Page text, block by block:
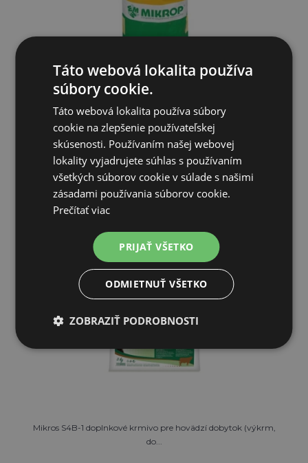
Mikrop S4B-1 doplnkové krmivo pre dobytok (výkrm, dojnice)
32,33€
SKLADOM
PRIDAŤ DO KOŠÍKA
Mikros S4B-1 doplnkové krmivo pre hovädzí dobytok (výkrm,
do...
Táto webová lokalita používa
súbory cookie.
Táto webová lokalita používa súbory
cookie na zlepšenie používateľskej
skúsenosti. Používaním našej webovej
lokality vyjadrujete súhlas s používaním
všetkých súborov cookie v súlade s našimi
zásadami používania súborov cookie.
Prečítať viac
PRIJAŤ VŠETKO
ODMIETNUŤ VŠETKO
ZOBRAZIŤ PODROBNOSTI